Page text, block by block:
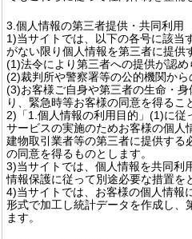
3.個人情報の第三者提供・共同利用
1)当サイトでは、以下の各号に該当
がない限り個人情報を第三者に提供
(1)法令により第三者への提供が認め
(2)裁判所や警察署等の公的機関から
(3)お客様ご自身や第三者の生命・
り、緊急時等お客様の同意を得るこ
2)「1.個人情報の利用目的」(1)に従
サービスの実施のためお客様の個人
建物取引業者等の第三者に提供する
の同意を得るものとします。
3)当サイトでは、個人情報を共同利
情報保護に従って別途必要な措置を
4)当サイトでは、お客様の個人情報
形式で加工し統計データを作成し、
ます。